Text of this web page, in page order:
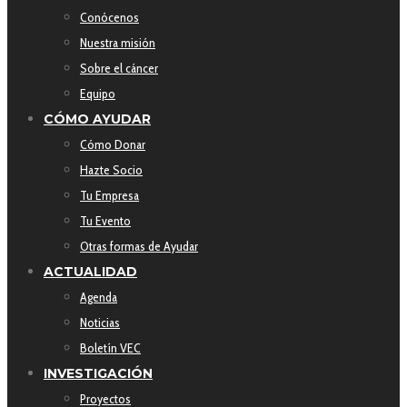
Conócenos
Nuestra misión
Sobre el cáncer
Equipo
CÓMO AYUDAR
Cómo Donar
Hazte Socio
Tu Empresa
Tu Evento
Otras formas de Ayudar
ACTUALIDAD
Agenda
Noticias
Boletín VEC
INVESTIGACIÓN
Proyectos